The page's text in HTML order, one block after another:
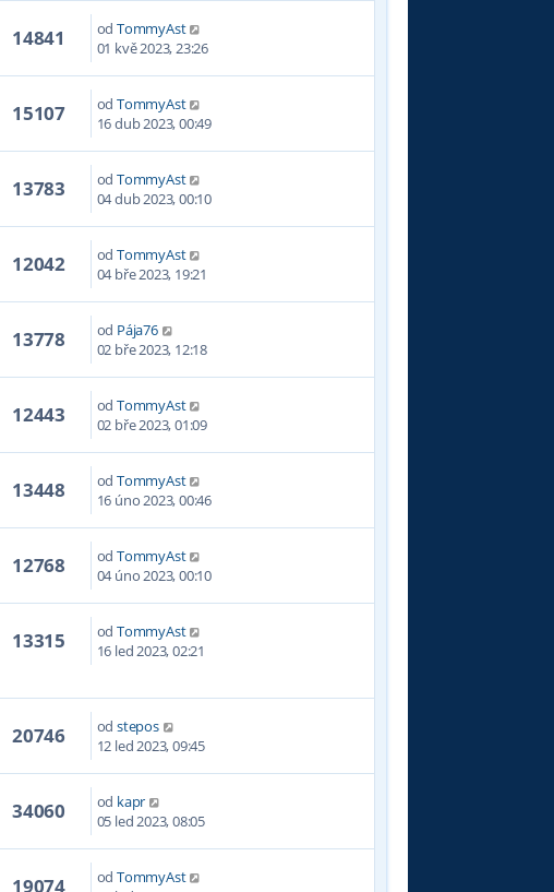
14841 od TommyAst
01 kvě 2023, 23:26
15107 od TommyAst
16 dub 2023, 00:49
13783 od TommyAst
04 dub 2023, 00:10
12042 od TommyAst
04 bře 2023, 19:21
13778 od Pája76
02 bře 2023, 12:18
12443 od TommyAst
02 bře 2023, 01:09
13448 od TommyAst
16 úno 2023, 00:46
12768 od TommyAst
04 úno 2023, 00:10
13315 od TommyAst
16 led 2023, 02:21
20746 od stepos
12 led 2023, 09:45
34060 od kapr
05 led 2023, 08:05
19074 od TommyAst